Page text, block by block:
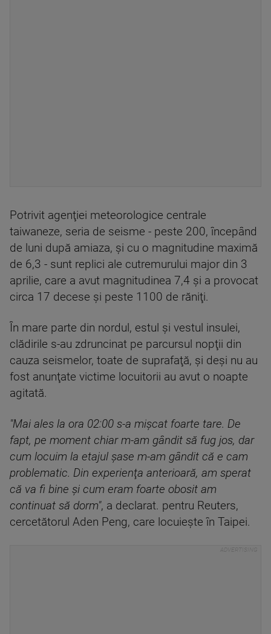
Potrivit agenţiei meteorologice centrale
taiwaneze, seria de seisme - peste 200, începând
de luni după amiaza, şi cu o magnitudine maximă
de 6,3 - sunt replici ale cutremurului major din 3
aprilie, care a avut magnitudinea 7,4 şi a provocat
circa 17 decese şi peste 1100 de răniţi.
În mare parte din nordul, estul şi vestul insulei,
clădirile s-au zdruncinat pe parcursul nopţii din
cauza seismelor, toate de suprafaţă, şi deşi nu au
fost anunţate victime locuitorii au avut o noapte
agitată.
"Mai ales la ora 02:00 s-a mişcat foarte tare. De
fapt, pe moment chiar m-am gândit să fug jos, dar
cum locuim la etajul şase m-am gândit că e cam
problematic. Din experienţa anterioară, am sperat
că va fi bine şi cum eram foarte obosit am
continuat să dorm", a declarat. pentru Reuters,
cercetătorul Aden Peng, care locuieşte în Taipei.